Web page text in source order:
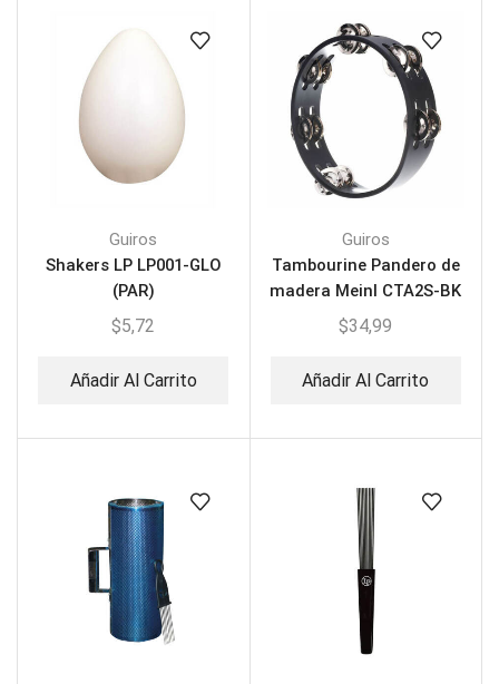
Guiros
Shakers LP LP001-GLO
(PAR)
$5,72
Añadir Al Carrito
Guiros
Tambourine Pandero de
madera Meinl CTA2S-BK
$34,99
Añadir Al Carrito